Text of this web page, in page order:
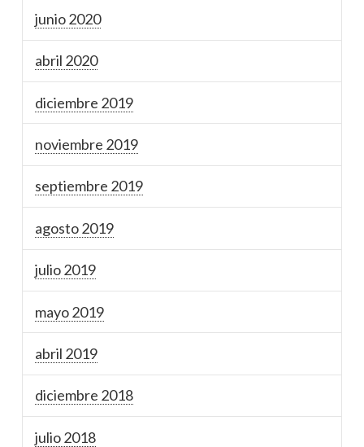
junio 2020
abril 2020
diciembre 2019
noviembre 2019
septiembre 2019
agosto 2019
julio 2019
mayo 2019
abril 2019
diciembre 2018
julio 2018